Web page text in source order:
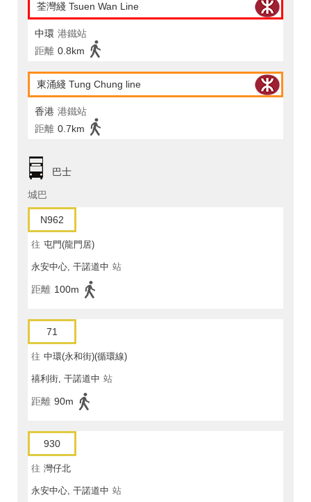
荃灣綫 Tsuen Wan Line
中環 港鐵站
距離 0.8km
東涌綫 Tung Chung line
香港 港鐵站
距離 0.7km
巴士
城巴
N962
往 屯門(龍門居)
永安中心, 干諾道中 站
距離 100m
71
往 中環(永和街)(循環線)
禧利街, 干諾道中 站
距離 90m
930
往 灣仔北
永安中心, 干諾道中 站